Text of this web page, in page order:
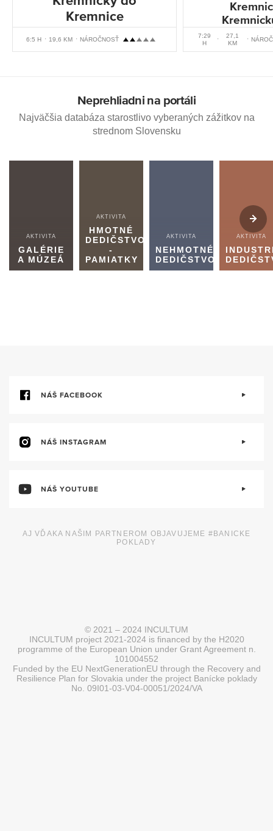
Kremnice
6:5 H 19,6 KM NÁROČNOSŤ
7:29
H
27,1
KM
Neprehliadni na portáli
Najväčšia databáza starostlivo vyberaných zážitkov na
strednom Slovensku
AKTIVITA
GALÉRIE
A MÚZEÁ
AKTIVITA
HMOTNÉ
DEDIČSTVO
-
PAMIATKY
AKTIVITA
NEHMOTNÉ
DEDIČSTVO
AKTIVITA
NÁŠ FACEBOOK
NÁŠ INSTAGRAM
NÁŠ YOUTUBE
AJ VĎAKA NAŠIM PARTNEROM OBJAVUJEME #BANICKE
POKLADY
© 2021 – 2024 INCULTUM
INCULTUM project 2021-2024 is financed by the H2020
programme of the European Union under Grant Agreement n.
101004552
Funded by the EU NextGenerationEU through the Recovery and
Resilience Plan for Slovakia under the project Banícke poklady
No. 09I01-03-V04-00051/2024/VA